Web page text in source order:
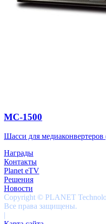
MC-1500
Шасси для медиаконвертеров
Награды
Контакты
Planet eTV
Решения
Новости
Copyright © PLANET
Все права защищены.
|